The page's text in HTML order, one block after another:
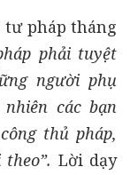
pháp tháng
phải tuyệt
người phụ
các bạn
thủ pháp,
Lời dạy